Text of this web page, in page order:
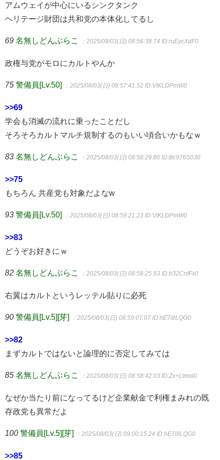
アムウェイが中心にいるシンクタンク
ヘリテージ財団は共和党の本体化してるし
69 名無しどんぶらこ ：2025/08/03(日) 08:56:38.74 ID:ruEycXdF0
政権与党がモロにカルトやんか
75 警備員[Lv.50] ：2025/08/03(日) 08:57:41.52 ID:VIKLDPmW0
>>69
学会も消滅の流れに乗ったことだし
そろそろカルトマルチ規制するのもいい頃合いかもなｗ
83 名無しどんぶらこ ：2025/08/03(日) 08:58:29.80 ID:Bc976S030
>>75
もちろん 共産党も対象だよなw
93 警備員[Lv.50] ：2025/08/03(日) 08:59:21.23 ID:VIKLDPmW0
>>83
どうぞお好きにｗ
82 名無しどんぶらこ ：2025/08/03(日) 08:58:25.93 ID:b32CnfFx0
右翼はカルトというレッテル貼りに必死
90 警備員[Lv.5][芽] ：2025/08/03(日) 08:59:07.07 ID:hE7i8LQG0
>>82
まずカルトではないと論理的に否定してみては
85 名無しどんぶらこ ：2025/08/03(日) 08:58:42.03 ID:Zx+Ltmol0
なぜか当たり前になってるけど企業献金で利権まみれの既
存政党も異常だよ
100 警備員[Lv.5][芽] ：2025/08/03(日) 09:00:15.24 ID:hE7i8LQG0
>>85